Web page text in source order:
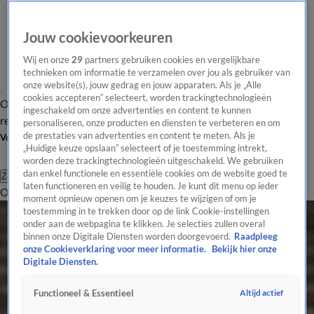
Overzicht Laatste nieuws Regionieuws Het beste van Hart
Tip de
redactie
Volg Hart van Nederland
Zoeken
OverzichtRegioUitzendingenWeerTip de redactiePanelVideo's
Jouw cookievoorkeuren
Wij en onze29 partners gebruiken cookies en vergelijkbare
technieken om informatie te verzamelen over jou als gebruiker van
onze website(s), jouw gedrag en jouw apparaten. Als je „Alle
cookies accepteren” selecteert, worden trackingtechnologieën
ingeschakeld om onze advertenties en content te kunnen
personaliseren, onze producten en diensten te verbeteren en om
de prestaties van advertenties en content te meten. Als je
„Huidige keuze opslaan” selecteert of je toestemming intrekt,
worden deze trackingtechnologieën uitgeschakeld. We gebruiken
dan enkel functionele en essentiële cookies om de website goed te
laten functioneren en veilig te houden. Je kunt dit menu op ieder
moment opnieuw openen om je keuzes te wijzigen of om je
toestemming in te trekken door op de link Cookie-instellingen
onder aan de webpagina te klikken. Je selecties zullen overal
binnen onze Digitale Diensten worden doorgevoerd. Raadpleeg
onze Cookieverklaring voor meer informatie.
Bekijk hier onze
Digitale Diensten.
Functioneel & Essentieel Altijd actief